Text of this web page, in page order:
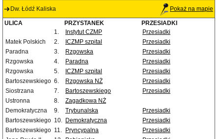
Dw. Łódź Kaliska Pokaż na mapie
ULICA PRZYSTANEK
PRZESIADKI
1.
Instytut CZMP
Przesiadki
Matek Polskich
2. ICZMP szpital
Przesiadki
Paradna
3. Rzgowska
Przesiadki
Rzgowska
4. Paradna
Przesiadki
Rzgowska
5. ICZMP szpital
Przesiadki
Bartoszewskiego 6. Rzgowska NŻ
Przesiadki
Siostrzana
7. Bartoszewskiego
Przesiadki
Ustronna
8.
Zagadkowa NŻ
Demokratyczna
9. Trybunalska
Przesiadki
Bartoszewskiego 10. Demokratyczna
Przesiadki
Bartoszewskiego 11. Pryncypalna
Przesiadki